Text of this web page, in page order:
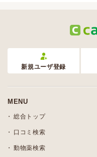
新規ユーザ登録
MENU
総合トップ
口コミ検索
動物薬検索